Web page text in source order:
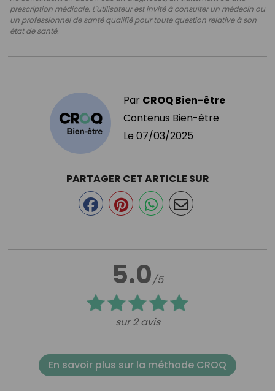
prescription médicale. L'utilisateur est invité à consulter un médecin ou
un professionnel de santé qualifié pour toute question relative à son
état de santé.
Par CROQ Bien-être
Contenus Bien-être
Le 07/03/2025
5.0/5
sur 2 avis
PARTAGER CET ARTICLE SUR
En savoir plus sur la méthode CROQ